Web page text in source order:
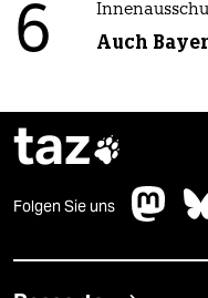
6 Auch
taz
Folgen Sie uns